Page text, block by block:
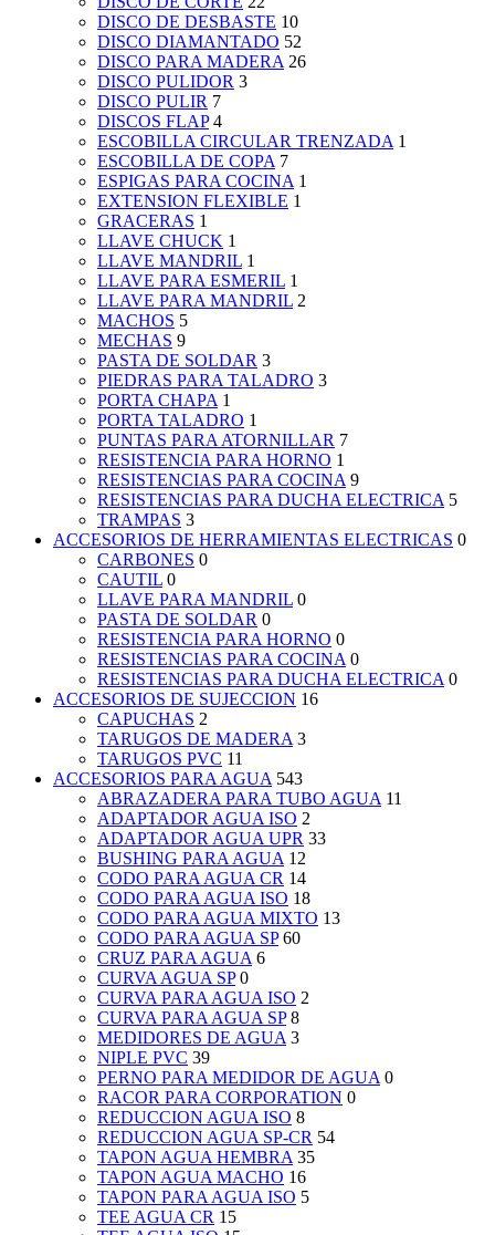
DISCO DE DESBASTE 10
DISCO DIAMANTADO 52
DISCO PARA MADERA 26
DISCO PULIDOR 3
DISCO PULIR 7
DISCOS FLAP 4
ESCOBILLA CIRCULAR TRENZADA 1
ESCOBILLA DE COPA 7
ESPIGAS PARA COCINA 1
EXTENSION FLEXIBLE 1
GRACERAS 1
LLAVE CHUCK 1
LLAVE MANDRIL 1
LLAVE PARA ESMERIL 1
LLAVE PARA MANDRIL 2
MACHOS 5
MECHAS 9
PASTA DE SOLDAR 3
PIEDRAS PARA TALADRO 3
PORTA CHAPA 1
PORTA TALADRO 1
PUNTAS PARA ATORNILLAR 7
RESISTENCIA PARA HORNO 1
RESISTENCIAS PARA COCINA 9
RESISTENCIAS PARA DUCHA ELECTRICA 5
TRAMPAS 3
ACCESORIOS DE HERRAMIENTAS ELECTRICAS 0
CARBONES 0
CAUTIL 0
LLAVE PARA MANDRIL 0
PASTA DE SOLDAR 0
RESISTENCIA PARA HORNO 0
RESISTENCIAS PARA COCINA 0
RESISTENCIAS PARA DUCHA ELECTRICA 0
ACCESORIOS DE SUJECCION 16
CAPUCHAS 2
TARUGOS DE MADERA 3
TARUGOS PVC 11
ACCESORIOS PARA AGUA 543
ABRAZADERA PARA TUBO AGUA 11
ADAPTADOR AGUA ISO 2
ADAPTADOR AGUA UPR 33
BUSHING PARA AGUA 12
CODO PARA AGUA CR 14
CODO PARA AGUA ISO 18
CODO PARA AGUA MIXTO 13
CODO PARA AGUA SP 60
CRUZ PARA AGUA 6
CURVA AGUA SP 0
CURVA PARA AGUA ISO 2
CURVA PARA AGUA SP 8
MEDIDORES DE AGUA 3
NIPLE PVC 39
PERNO PARA MEDIDOR DE AGUA 0
RACOR PARA CORPORATION 0
REDUCCION AGUA ISO 8
REDUCCION AGUA SP-CR 54
TAPON AGUA HEMBRA 35
TAPON AGUA MACHO 16
TAPON PARA AGUA ISO 5
TEE AGUA CR 15